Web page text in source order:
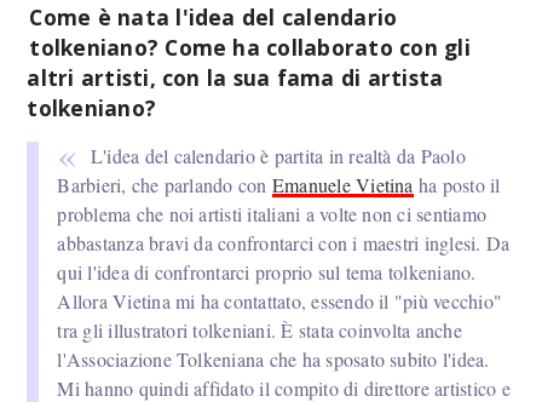
Come è nata l'idea del calendario
tolkeniano? Come ha collaborato con gli
altri artisti, con la sua fama di artista
tolkeniano?
L'idea del calendario è partita in realtà da Paolo
Barbieri, che parlando con Emanuele Vietina ha posto il
problema che noi artisti italiani a volte non ci sentiamo
abbastanza bravi da confrontarci con i maestri inglesi. Da
qui l'idea di confrontarci proprio sul tema tolkeniano.
Allora Vietina mi ha contattato, essendo il "più vecchio"
tra gli illustratori tolkeniani. È stata coinvolta anche
l'Associazione Tolkeniana che ha sposato subito l'idea.
Mi hanno quindi affidato il compito di direttore artistico e